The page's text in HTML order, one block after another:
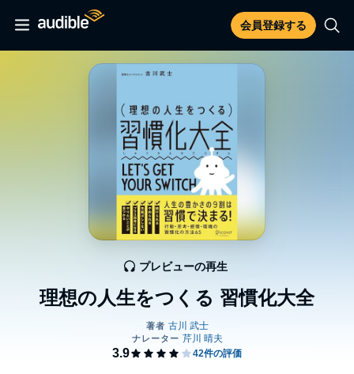
会員登録する
理想の人生をつくる 習慣化大全
プレビューの再生